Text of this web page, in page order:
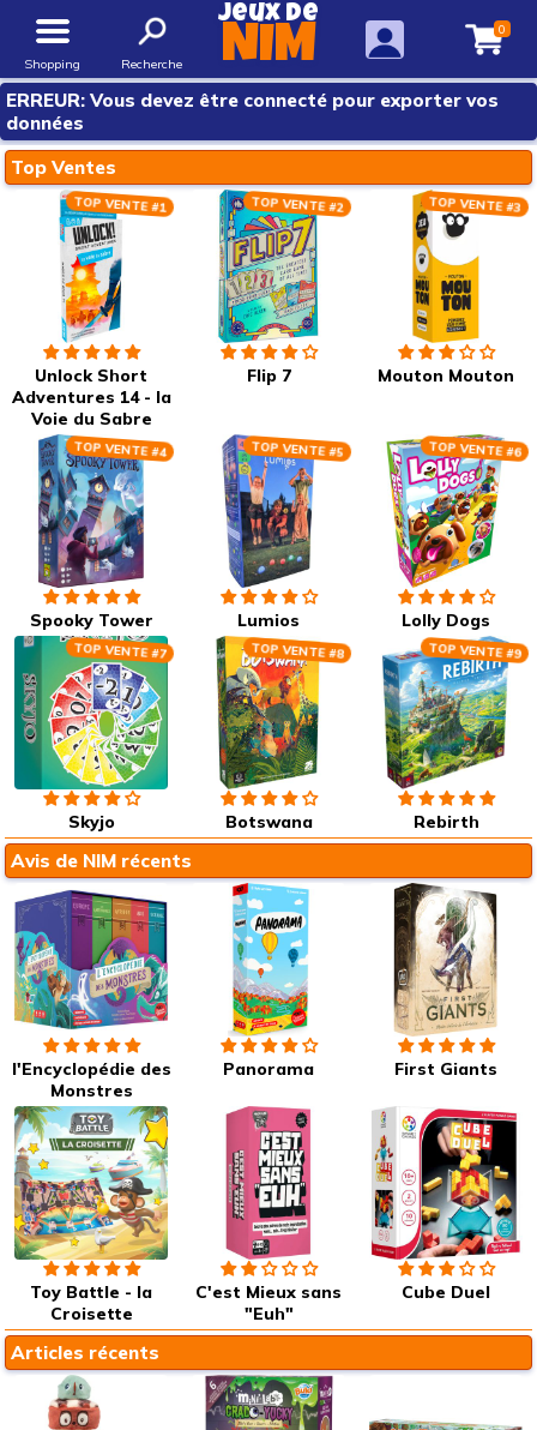
Shopping Recherche
Jeux de
NIM 0
ERREUR: Vous devez être connecté pour exporter vos
données
Top Ventes
TOP VENTE #1
Unlock Short
Adventures 14 - la
Voie du Sabre
TOP VENTE #2
Flip 7
TOP VENTE #3
Mouton Mouton
TOP VENTE #4
Spooky Tower
TOP VENTE #5
Lumios
TOP VENTE #6
Lolly Dogs
TOP VENTE #7
Skyjo
TOP VENTE #8
Botswana
TOP VENTE #9
Rebirth
Avis de NIM récents
l'Encyclopédie des
Monstres
Panorama First Giants
Toy Battle - la
Croisette
C'est Mieux sans
"Euh"
Cube Duel
Articles récents